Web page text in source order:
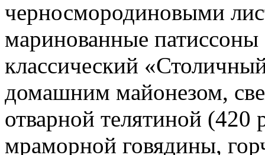
черносмородиновыми
маринованные
классический
домашним майонезом,
отварной телятиной (420
мраморной говядины,